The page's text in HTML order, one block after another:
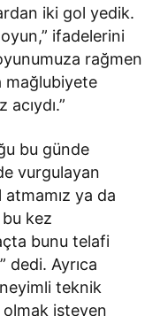
iki gol yedik.
ifadelerini
rağmen
mağlubiyete
bu günde
vurgulayan
atmamız ya da
kez
bunu telafi
dedi. Ayrıca
teknik
olmak isteyen